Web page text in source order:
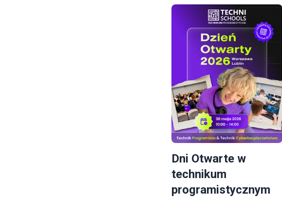
Dni Otwarte w
technikum
programistycznym